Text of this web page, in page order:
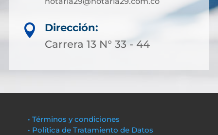

Dirección:
Carrera 13 N° 33 - 44
• Términos y condiciones
• Política de Tratamiento de Datos